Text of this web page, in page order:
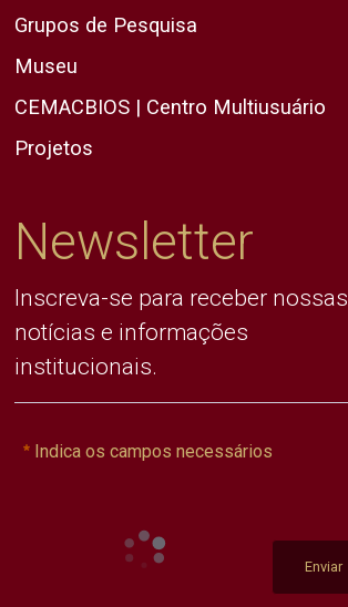
Grupos de Pesquisa
Museu
CEMACBIOS | Centro Multiusuário
Projetos
Newsletter
Inscreva-se para receber nossas
notícias e informações
institucionais.
Indica os campos necessários
Enviar